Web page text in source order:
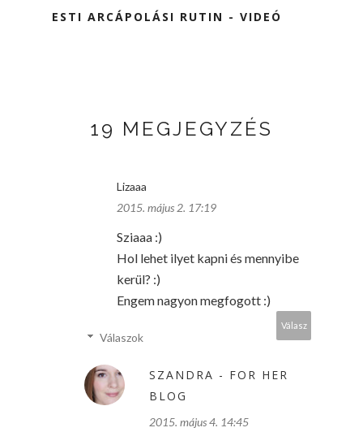
ESTI ARCÁPOLÁSI RUTIN - VIDEÓ
19 MEGJEGYZÉS
Lizaaa
2015. május 2. 17:19
Sziaaa :)
Hol lehet ilyet kapni és mennyibe
kerül? :)
Engem nagyon megfogott :)
Válasz
Válaszok
SZANDRA - FOR HER
BLOG
2015. május 4. 14:45